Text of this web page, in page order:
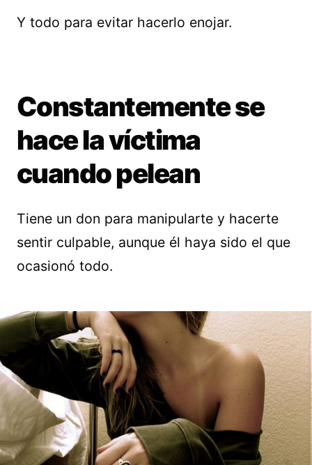
Y todo para evitar hacerlo enojar.
Constantemente se
hace la víctima
cuando pelean
Tiene un don para manipularte y hacerte
sentir culpable, aunque él haya sido el que
ocasionó todo.